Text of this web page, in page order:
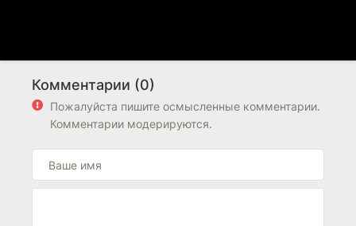
Комментарии (0)
Пожалуйста пишите осмысленные комментарии.
Комментарии модерируются.